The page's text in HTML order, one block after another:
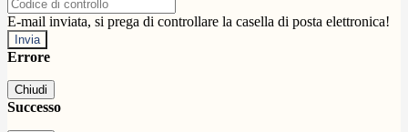
E-mail inviata, si prega di controllare la casella di posta elettronica!
Errore
Chiudi
Successo